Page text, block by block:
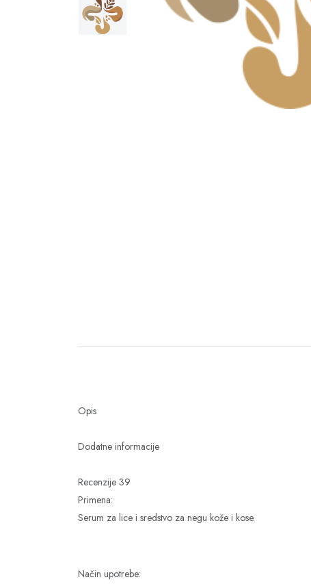
Opis
Dodatne informacije
Recenzije 39
Primena:
Serum za lice i sredstvo za negu kože i kose.
Način upotrebe: